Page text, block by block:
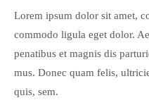
Lorem ipsum dolor sit amet,
commodo ligula eget dolor.
penatibus et magnis dis
mus. Donec quam felis,
quis, sem.